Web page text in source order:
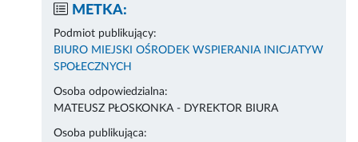
METKA:
Podmiot publikujący:
BIURO MIEJSKI OŚRODEK WSPIERANIA INICJATYW
SPOŁECZNYCH
Osoba odpowiedzialna:
MATEUSZ PŁOSKONKA - DYREKTOR BIURA
Osoba publikująca: